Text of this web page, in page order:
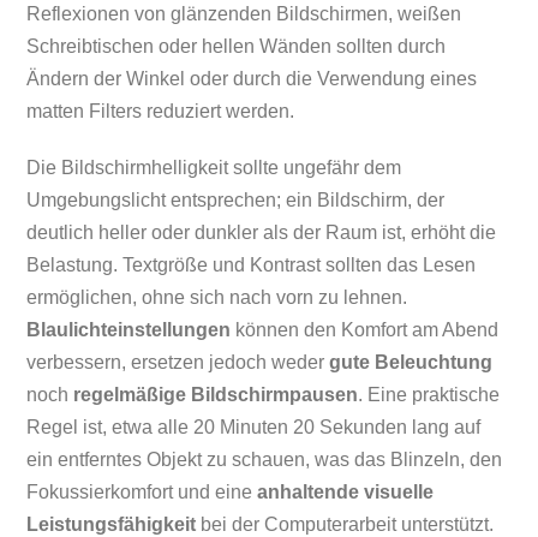
Reflexionen von glänzenden Bildschirmen, weißen
Schreibtischen oder hellen Wänden sollten durch
Ändern der Winkel oder durch die Verwendung eines
matten Filters reduziert werden.
Die Bildschirmhelligkeit sollte ungefähr dem
Umgebungslicht entsprechen; ein Bildschirm, der
deutlich heller oder dunkler als der Raum ist, erhöht die
Belastung. Textgröße und Kontrast sollten das Lesen
ermöglichen, ohne sich nach vorn zu lehnen.
Blaulichteinstellungen können den Komfort am Abend
verbessern, ersetzen jedoch wedergute Beleuchtung
noch regelmäßige Bildschirmpausen. Eine praktische
Regel ist, etwa alle 20 Minuten 20 Sekunden lang auf
ein entferntes Objekt zu schauen, was das Blinzeln, den
Fokussierkomfort und eineanhaltende visuelle
Leistungsfähigkeit bei der Computerarbeit unterstützt.